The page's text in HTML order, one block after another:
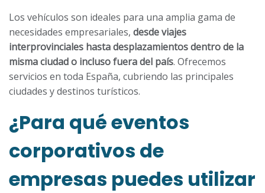
Los vehículos son ideales para una amplia gama de
necesidades empresariales, desde viajes
interprovinciales hasta desplazamientos dentro de la
misma ciudad o incluso fuera del país. Ofrecemos
servicios en toda España, cubriendo las principales
ciudades y destinos turísticos.
¿Para qué eventos
corporativos de
empresas puedes utilizar